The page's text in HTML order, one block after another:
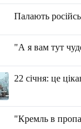
Палають
"А я вам тут
22 січня: це
"Кремль в